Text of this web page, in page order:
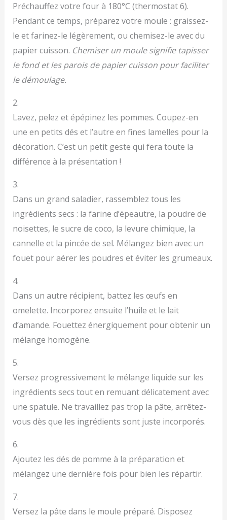
Préchauffez votre four à 180°C (thermostat 6).
Pendant ce temps, préparez votre moule : graissez-
le et farinez-le légèrement, ou chemisez-le avec du
papier cuisson. Chemiser un moule signifie tapisser
le fond et les parois de papier cuisson pour faciliter
le démoulage.
2.
Lavez, pelez et épépinez les pommes. Coupez-en
une en petits dés et l’autre en fines lamelles pour la
décoration. C’est un petit geste qui fera toute la
différence à la présentation !
3.
Dans un grand saladier, rassemblez tous les
ingrédients secs : la farine d’épeautre, la poudre de
noisettes, le sucre de coco, la levure chimique, la
cannelle et la pincée de sel. Mélangez bien avec un
fouet pour aérer les poudres et éviter les grumeaux.
4.
Dans un autre récipient, battez les œufs en
omelette. Incorporez ensuite l’huile et le lait
d’amande. Fouettez énergiquement pour obtenir un
mélange homogène.
5.
Versez progressivement le mélange liquide sur les
ingrédients secs tout en remuant délicatement avec
une spatule. Ne travaillez pas trop la pâte, arrêtez-
vous dès que les ingrédients sont juste incorporés.
6.
Ajoutez les dés de pomme à la préparation et
mélangez une dernière fois pour bien les répartir.
7.
Versez la pâte dans le moule préparé. Disposez